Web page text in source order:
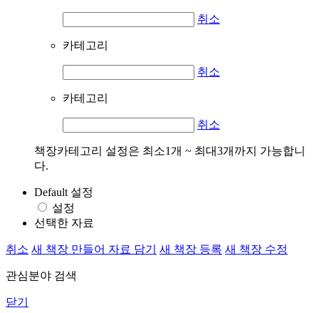
취소
카테고리
취소
카테고리
취소
책장카테고리 설정은 최소1개 ~ 최대3개까지 가능합니
다.
Default 설정
설정
선택한 자료
취소 새 책장 만들어 자료 담기 새 책장 등록 새 책장 수정
관심분야 검색
닫기